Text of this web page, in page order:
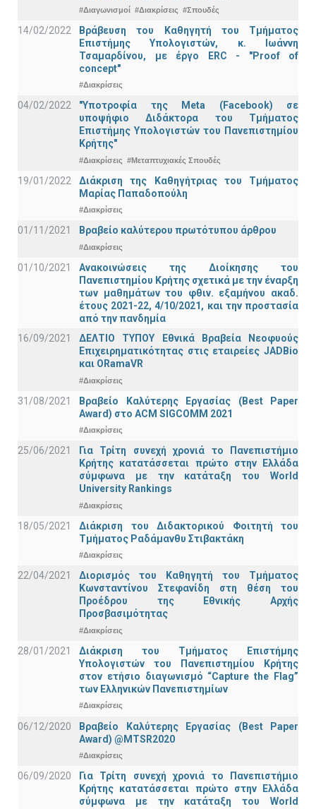
#Διαγωνισμοί #Διακρίσεις #Σπουδές
14/02/2022
Βράβευση του Καθηγητή του Τμήματος
Επιστήμης Υπολογιστών, κ. Ιωάννη
Τσαμαρδίνου, με έργο ERC - "Proof of
concept"
#Διακρίσεις
04/02/2022
"Υποτροφία της Meta (Facebook) σε
υποψήφιο Διδάκτορα του Τμήματος
Επιστήμης Υπολογιστών του Πανεπιστημίου
Κρήτης"
#Διακρίσεις #Μεταπτυχιακές Σπουδές
19/01/2022
Διάκριση της Καθηγήτριας του Τμήματος
Μαρίας Παπαδοπούλη
#Διακρίσεις
01/11/2021 Bραβείο καλύτερου πρωτότυπου άρθρου
#Διακρίσεις
01/10/2021
Ανακοινώσεις της Διοίκησης του
Πανεπιστημίου Κρήτης σχετικά με την έναρξη
των μαθημάτων του φθιν. εξαμήνου ακαδ.
έτους 2021-22, 4/10/2021, και την προστασία
από την πανδημία
16/09/2021
ΔΕΛΤΙΟ ΤΥΠΟΥ Εθνικά Βραβεία Νεοφυούς
Επιχειρηματικότητας στις εταιρείες JADBio
και ORamaVR
#Διακρίσεις
31/08/2021
Βραβείο Καλύτερης Εργασίας (Best Paper
Award) στο ACM SIGCOMM 2021
#Διακρίσεις
25/06/2021
Για Τρίτη συνεχή χρονιά το Πανεπιστήμιο
Κρήτης κατατάσσεται πρώτο στην Ελλάδα
σύμφωνα με την κατάταξη του World
University Rankings
#Διακρίσεις
18/05/2021
Διάκριση του Διδακτορικού Φοιτητή του
Τμήματος Ραδάμανθυ Στιβακτάκη
#Διακρίσεις
22/04/2021
Διορισμός του Καθηγητή του Τμήματος
Κωνσταντίνου Στεφανίδη στη θέση του
Προέδρου της Εθνικής Αρχής
Προσβασιμότητας
#Διακρίσεις
28/01/2021
Διάκριση του Τμήματος Επιστήμης
Υπολογιστών του Πανεπιστημίου Κρήτης
στον ετήσιο διαγωνισμό “Capture the Flag”
των Ελληνικών Πανεπιστημίων
#Διακρίσεις
06/12/2020
Βραβείο Καλύτερης Εργασίας (Best Paper
Award) @MTSR2020
#Διακρίσεις
06/09/2020
Για Τρίτη συνεχή χρονιά το Πανεπιστήμιο
Κρήτης κατατάσσεται πρώτο στην Ελλάδα
σύμφωνα με την κατάταξη του World